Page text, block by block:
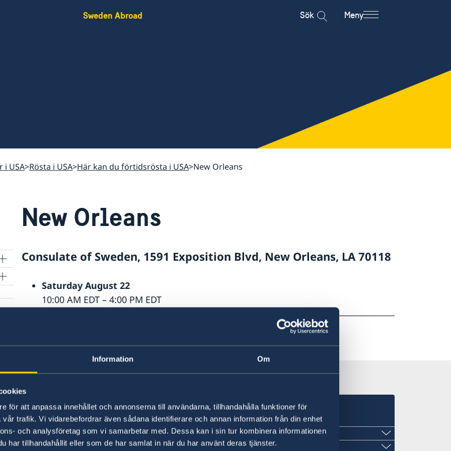
Information Om
för att anpassa innehållet och annonserna till användarna, tillhandahålla funktioner för
trafik. Vi vidarebefordrar även sådana identifierare och annan information från din enhet
och analysföretag som vi samarbetar med. Dessa kan i sin tur kombinera informationen
har tillhandahållit eller som de har samlat in när du har använt deras tjänster.
Sweden Abroad Sök Meny
i USA Rösta i USA Här kan du förtidsrösta i USA New Orleans
New Orleans
Consulate of Sweden, 1591 Exposition Blvd, New Orleans, LA 70118
Saturday August 22
10:00 AM EDT – 4:00 PM EDT
Svenska konsulat
Anchorage, AK
Tel:
Atlanta, GA